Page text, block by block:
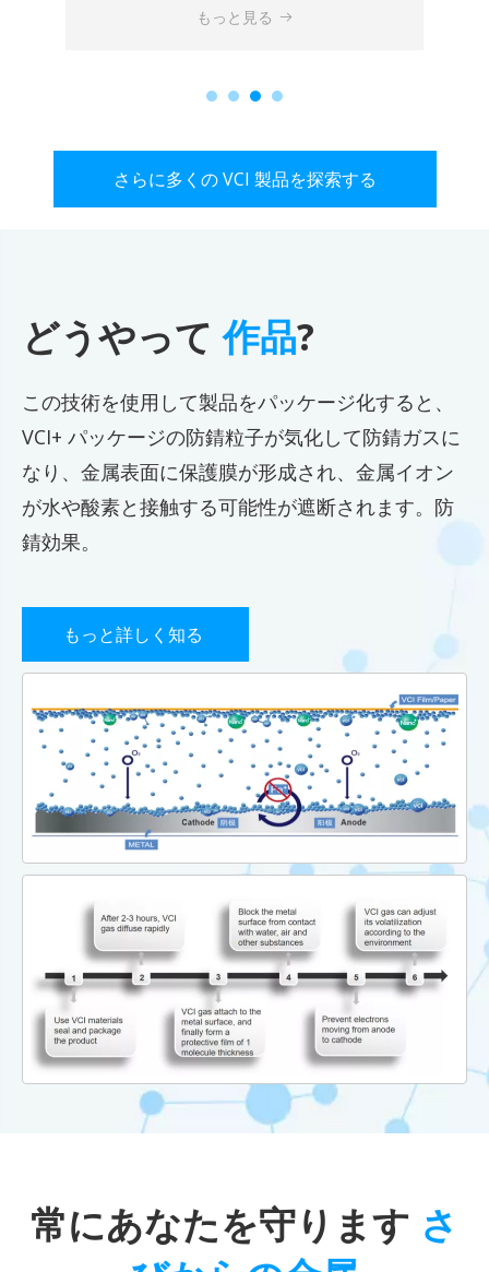
もっと見る
さらに多くの VCI 製品を探索する
どうやって作品?
この技術を使用して製品をパッケージ化すると、
VCI+ パッケージの防錆粒子が気化して防錆ガスに
なり、金属表面に保護膜が形成され、金属イオン
が水や酸素と接触する可能性が遮断されます。防
錆効果。
もっと詳しく知る
常にあなたを守ります さ